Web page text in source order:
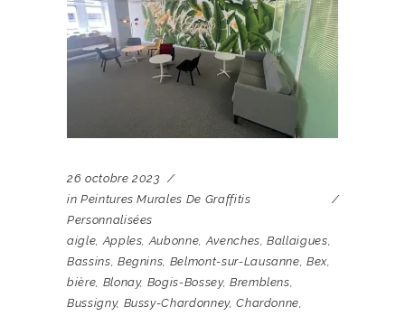
26 octobre 2023
in Peintures Murales De Graffitis
Personnalisées
aigle,Apples,Aubonne,Avenches,Ballaigues,
Bassins, Begnins, Belmont-sur-Lausanne,Bex,
bière, Blonay, Bogis-Bossey, Bremblens,
Bussigny, Bussy-Chardonney,Chardonne,